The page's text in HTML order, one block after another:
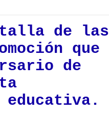
de las
que
de